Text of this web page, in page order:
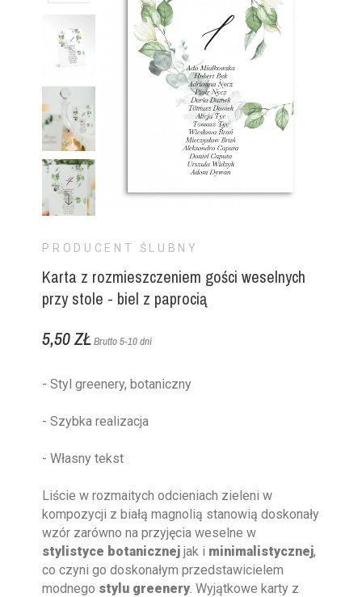
PRODUCENT ŚLUBNY
Karta z rozmieszczeniem gości weselnych
przy stole - biel z paprocią
5,50 ZŁ Brutto5-10 dni
- Styl greenery, botaniczny
- Szybka realizacja
- Własny tekst
Liście w rozmaitych odcieniach zieleni w
kompozycji z białą magnolią stanowią doskonały
wzór zarówno na przyjęcia weselne w
stylistyce botanicznej jak i minimalistycznej,
co czyni go doskonałym przedstawicielem
modnego stylu greenery. Wyjątkowe karty z